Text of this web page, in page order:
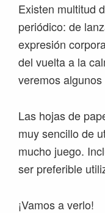
Existen multitud
periódico: de
expresión
del vuelta a la
veremos
Las hojas de
muy sencillo de
mucho juego.
ser preferible
¡Vamos a verlo!